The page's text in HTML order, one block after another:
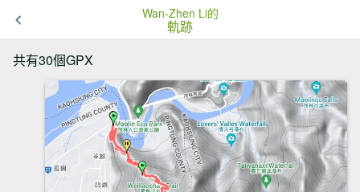
Wan-Zhen Li的
軌跡
共有30個GPX